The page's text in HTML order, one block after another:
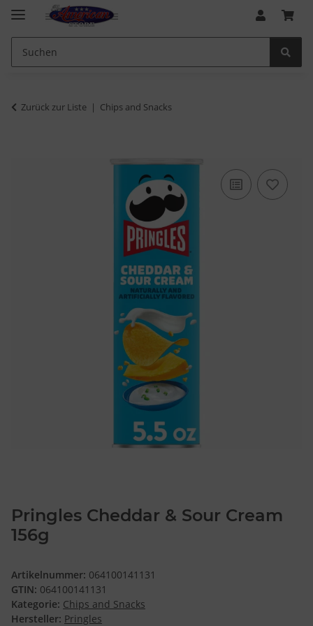
Zurück zur Liste Chips and Snacks
Pringles Cheddar & Sour Cream
156g
Artikelnummer: 064100141131
GTIN: 064100141131
Kategorie: Chips and Snacks
Hersteller: Pringles